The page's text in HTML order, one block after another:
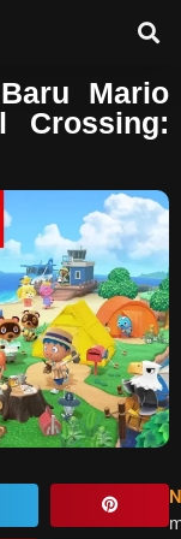
Mario
Crossing: